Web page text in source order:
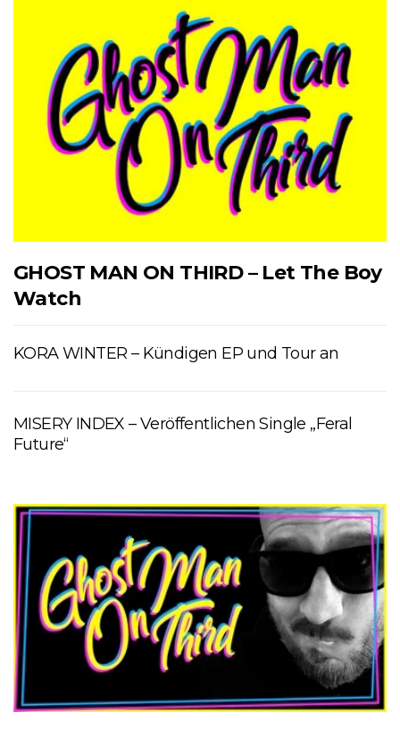
GHOST MAN ON THIRD – Let The Boy
Watch
KORA WINTER – Kündigen EP und Tour an
MISERY INDEX – Veröffentlichen Single „Feral
Future“